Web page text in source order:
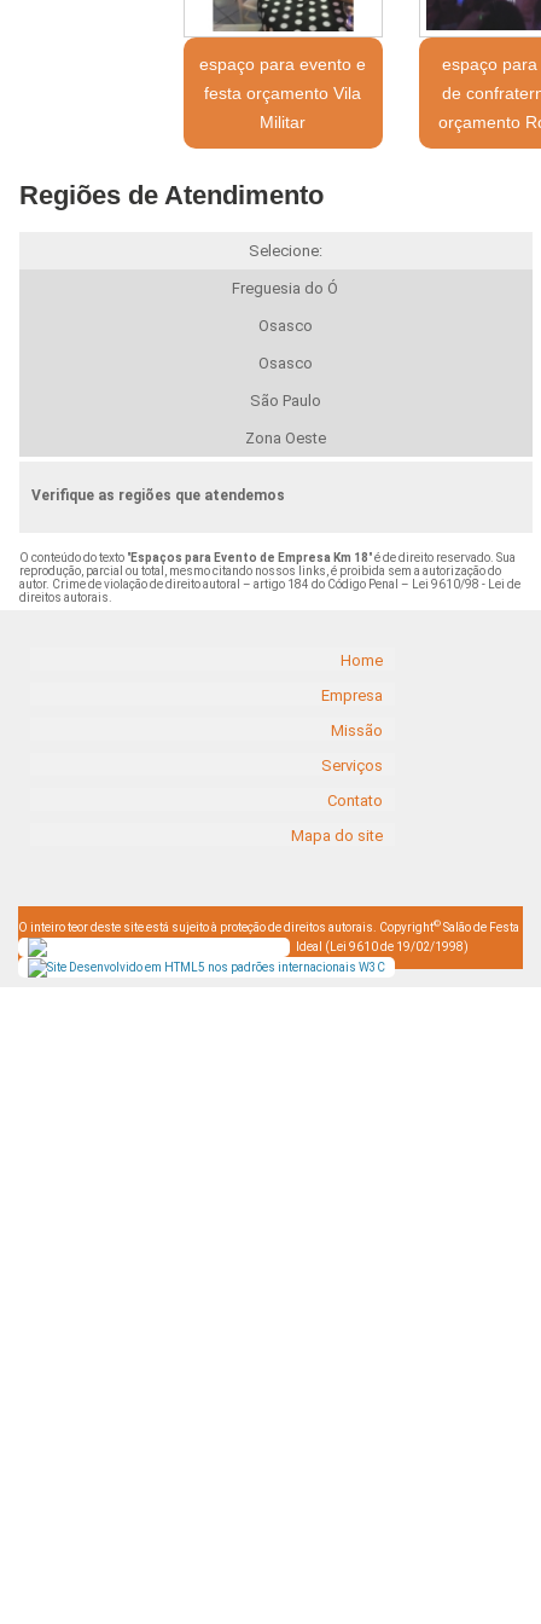
espaço para evento e
festa orçamento Vila
Militar
espaço
de
orçamento
Regiões de Atendimento
Selecione:
Freguesia do Ó
Osasco
Osasco
São Paulo
Zona Oeste
Verifique as regiões que atendemos
O conteúdo do texto "Espaços para Evento de Empresa Km 18" é de direito reservado. Sua
reprodução, parcial ou total, mesmo citando nossos links, é proibida sem a autorização do
autor. Crime de violação de direito autoral – artigo 184 do Código Penal – Lei 9610/98 - Lei de
direitos autorais.
Home
Empresa
Missão
Serviços
Contato
Mapa do site
O inteiro teor deste site está sujeito à proteção de direitos autorais. Copyright© Salão de Festa
Ideal (Lei 9610 de 19/02/1998)